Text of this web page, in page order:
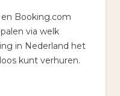
Booking.com
via welk
in Nederland het
kunt verhuren.